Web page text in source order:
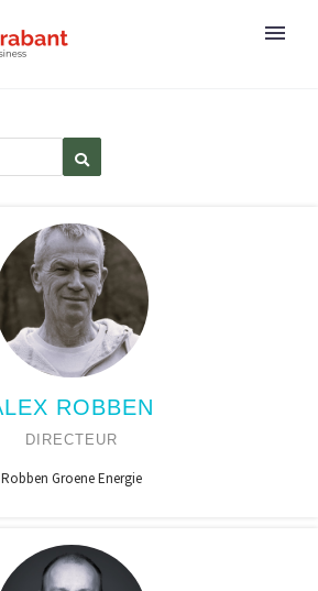
ROBBEN
DIRECTEUR
Robben Groene Energie